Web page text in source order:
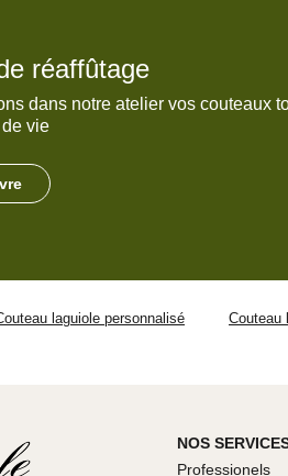
réaffûtage
dans notre atelier vos couteaux
de vie
laguiole personnalisé Couteau
NOS
Professionels